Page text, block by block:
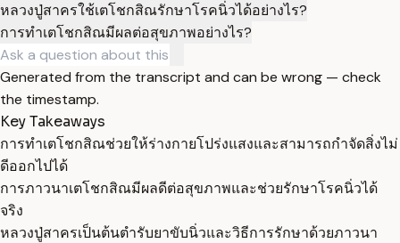
หลวงปู่สาครใช้เตโชกสิณรักษาโรคนิ่วได้อย่างไร?
การทำเตโชกสิณมีผลต่อสุขภาพอย่างไร?
Generated from the transcript and can be wrong — check
the timestamp.
Key Takeaways
การทำเตโชกสิณช่วยให้ร่างกายโปร่งแสงและสามารถกำจัดสิ่งไม่
ดีออกไปได้
การภาวนาเตโชกสิณมีผลดีต่อสุขภาพและช่วยรักษาโรคนิ่วได้
จริง
หลวงปู่สาครเป็นต้นตำรับยาขับนิ่วและวิธีการรักษาด้วยภาวนา